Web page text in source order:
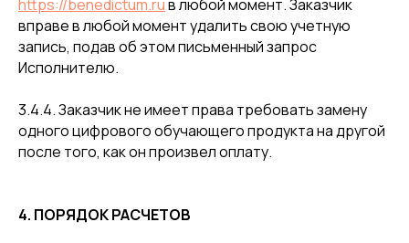
https://benedictum.ruв любой момент. Заказчик
вправе в любой момент удалить свою учетную
запись, подав об этом письменный запрос
Исполнителю.
3.4.4. Заказчик не имеет права требовать замену
одного цифрового обучающего продукта на другой
после того, как он произвел оплату.
4. ПОРЯДОК РАСЧЕТОВ